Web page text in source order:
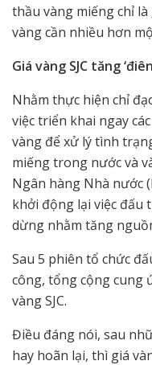
thầu vàng miếng chỉ
vàng cần nhiều hơn
Giá vàng SJC tăng
Nhằm thực hiện chỉ
việc triển khai ngay
vàng để xử lý tình
miếng trong nước và
Ngân hàng Nhà nước
khởi động lại việc đấu
dừng nhằm tăng
Sau 5 phiên tổ chức
công, tổng cộng cung
vàng SJC.
Điều đáng nói, sau
hay hoãn lại, thì giá